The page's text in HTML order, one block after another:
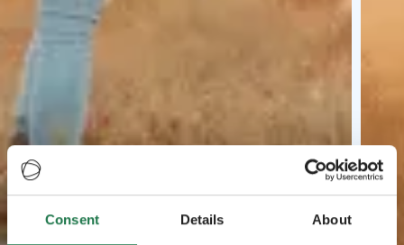
Consent Details About